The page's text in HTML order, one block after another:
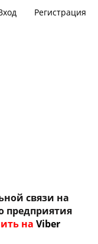
Регистрация
связи на
предприятия
на Viber